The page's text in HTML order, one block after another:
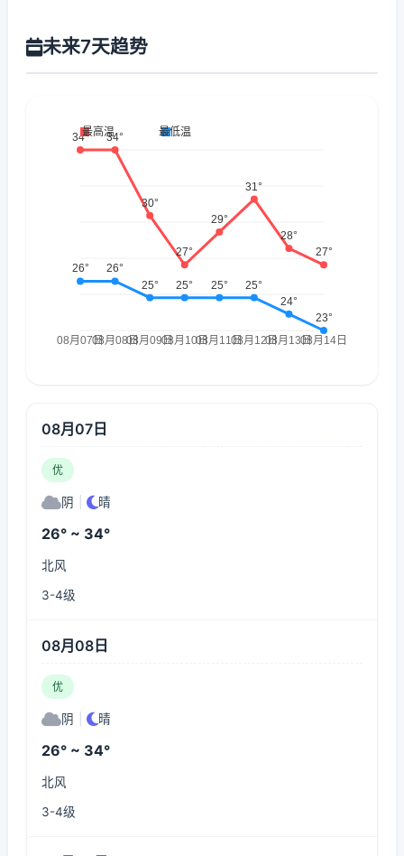
未来7天趋势
08月07日
优
阴 晴
26° ~ 34°
北风
3-4级
08月08日
优
阴 晴
26° ~ 34°
北风
3-4级